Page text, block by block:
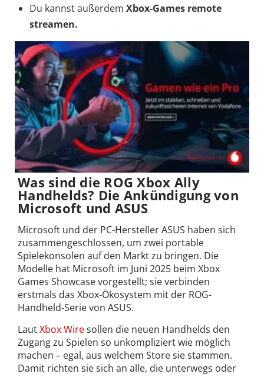
Du kannst außerdem Xbox-Games remote
streamen.
Was sind die ROG Xbox Ally
Handhelds? Die Ankündigung von
Microsoft und ASUS
Microsoft und der PC-Hersteller ASUS haben sich
zusammengeschlossen, um zwei portable
Spielekonsolen auf den Markt zu bringen. Die
Modelle hat Microsoft im Juni 2025 beim Xbox
Games Showcase vorgestellt; sie verbinden
erstmals das Xbox-Ökosystem mit der ROG-
Handheld-Serie von ASUS.
LautXbox Wiresollen die neuen Handhelds den
Zugang zu Spielen so unkompliziert wie möglich
machen – egal, aus welchem Store sie stammen.
Damit richten sie sich an alle, die unterwegs oder